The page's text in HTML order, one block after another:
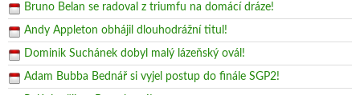
Bruno Belan se radoval z triumfu na domácí dráze!
Andy Appleton obhájil dlouhodrážní titul!
Dominik Suchánek dobyl malý lázeňský ovál!
Adam Bubba Bednář si vyjel postup do finále SGP2!